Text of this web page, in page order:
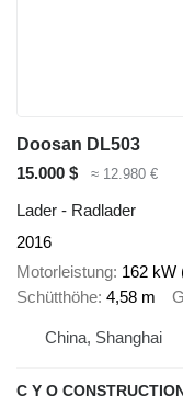
Doosan DL503
15.000 $
≈ 12.980 €
Lader - Radlader
2016
Motorleistung 162 kW
Schütthöhe 4,58 m
China, Shanghai
C Y Q